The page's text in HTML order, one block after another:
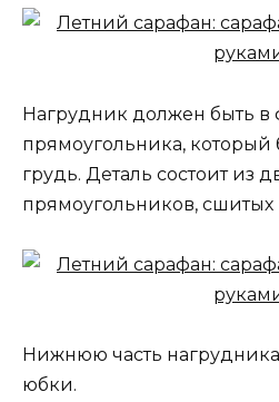
Нагрудник должен быть в
прямоугольника, который
грудь. Деталь состоит из
прямоугольников,
Нижнюю часть
юбки.